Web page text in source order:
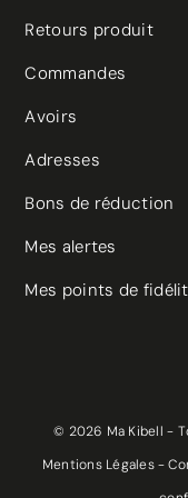
Retours produit
Commandes
Avoirs
Adresses
Bons de réduction
Mes alertes
Mes points de
© 2026 Ma Kibell -
Mentions Légales-